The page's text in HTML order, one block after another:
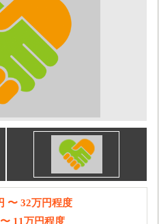
〜 32万円程度
11万円程度